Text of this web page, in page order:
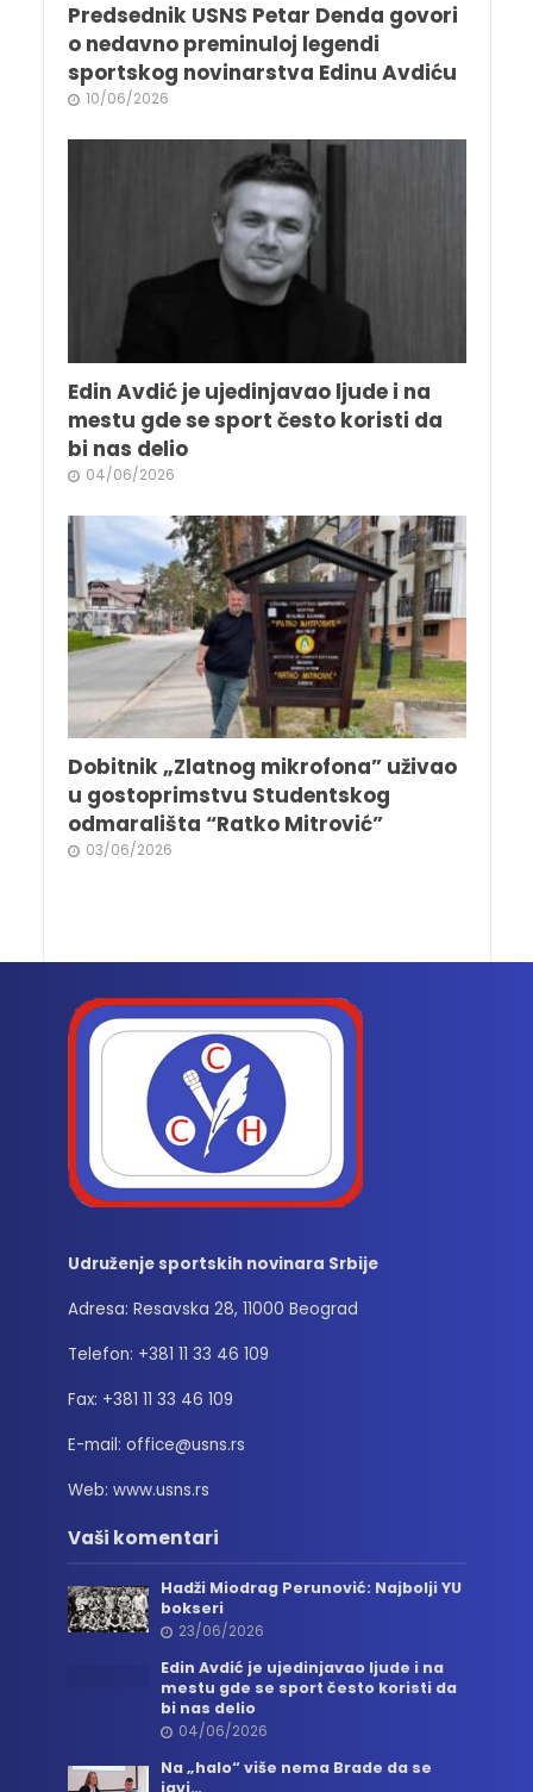
Predsednik USNS Petar Denda govori
o nedavno preminuloj legendi
sportskog novinarstva Edinu Avdiću
10/06/2026
Edin Avdić je ujedinjavao ljude i na
mestu gde se sport često koristi da
bi nas delio
04/06/2026
Dobitnik „Zlatnog mikrofona” uživao
u gostoprimstvu Studentskog
odmarališta “Ratko Mitrović”
03/06/2026
Udruženje sportskih novinara Srbije
Adresa: Resavska 28, 11000 Beograd
Telefon: +381 11 33 46 109
Fax: +381 11 33 46 109
E-mail: office@usns.rs
Web: www.usns.rs
Vaši komentari
Hadži Miodrag Perunović: Najbolji YU
bokseri
23/06/2026
Edin Avdić je ujedinjavao ljude i na
mestu gde se sport često koristi da
bi nas delio
04/06/2026
Na „halo“ više nema Brade da se